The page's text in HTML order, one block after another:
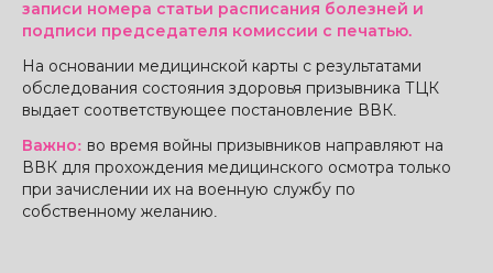
записи номера статьи расписания болезней и
подписи председателя комиссии с печатью.
На основании медицинской карты с результатами
обследования состояния здоровья призывника ТЦК
выдает соответствующее постановление ВВК.
Важно: во время войны призывников направляют на
ВВК для прохождения медицинского осмотра только
при зачислении их на военную службу по
собственному желанию.